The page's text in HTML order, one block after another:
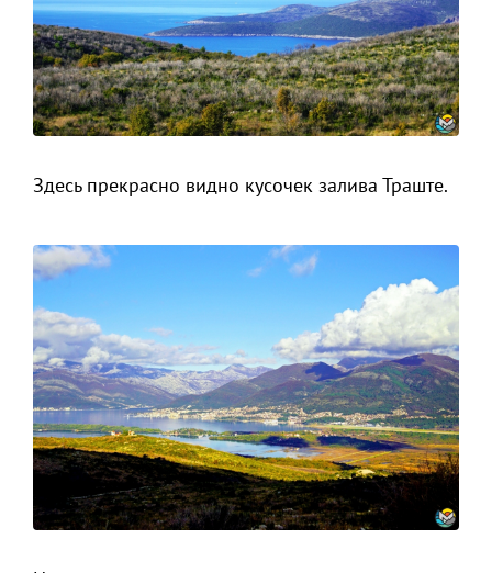
Здесь прекрасно видно кусочек залива Траште.